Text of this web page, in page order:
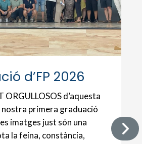
d’FP 2026
ORGULLOSOS d’aquesta
nostra primera graduació
imatges just són una
la feina, constància,